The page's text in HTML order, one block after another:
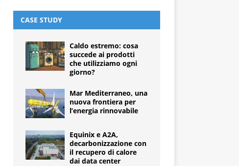
CASE STUDY
Caldo estremo: cosa
succede ai prodotti
che utilizziamo ogni
giorno?
Mar Mediterraneo, una
nuova frontiera per
l’energia rinnovabile
Equinix e A2A,
decarbonizzazione con
il recupero di calore
dai data center